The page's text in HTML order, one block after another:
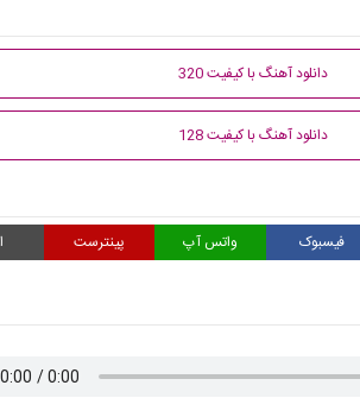
دانلود آهنگ با کیفیت 320
دانلود آهنگ با کیفیت 128
فیسبوک واتس آپ پینترست